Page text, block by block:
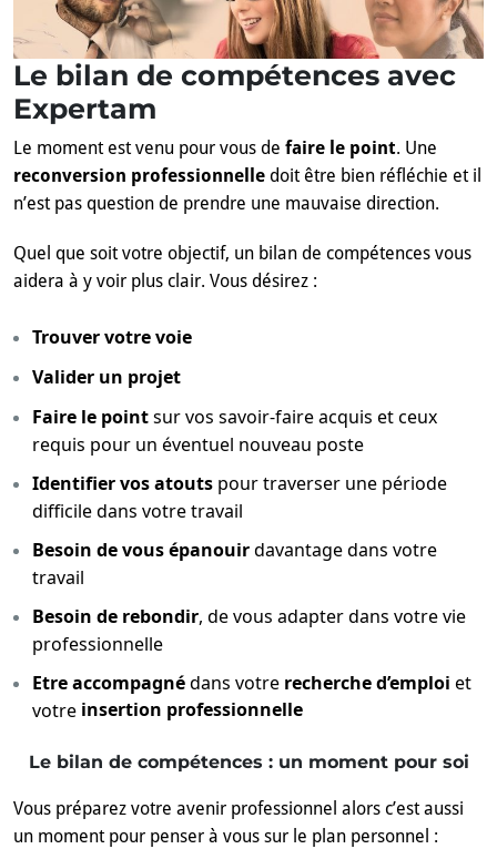
Le bilan de compétences avec
Expertam
Le moment est venu pour vous de faire le point. Une
reconversion professionnelle doit être bien réfléchie et il
n’est pas question de prendre une mauvaise direction.
Quel que soit votre objectif, un bilan de compétences vous
aidera à y voir plus clair. Vous désirez :
Trouver votre voie
Valider un projet
Faire le pointsur vos savoir-faire acquis et ceux
requis pour un éventuel nouveau poste
Identifier vos atouts pour traverser une période
difficile dans votre travail
Besoin de vous épanouirdavantage dans votre
travail
Besoin de rebondir, de vous adapter dans votre vie
professionnelle
Etre accompagnédans votre recherche d’emploi et
votre insertion professionnelle
Le bilan de compétences : un moment pour soi
Vous préparez votre avenir professionnel alors c’est aussi
un moment pour penser à vous sur le plan personnel :